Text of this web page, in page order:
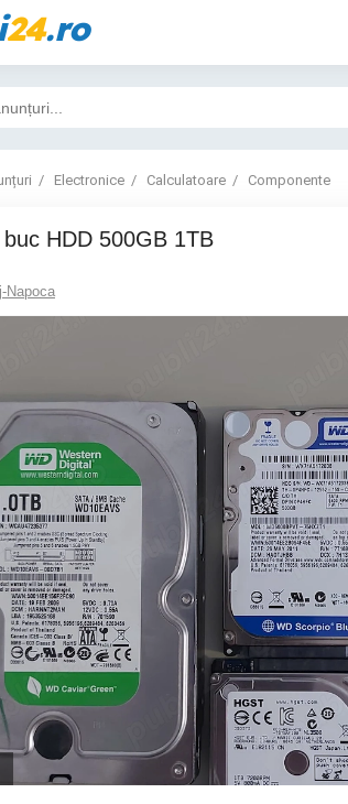
24.ro
Electronice Calculatoare Componente
buc HDD 500GB 1TB
Napoca